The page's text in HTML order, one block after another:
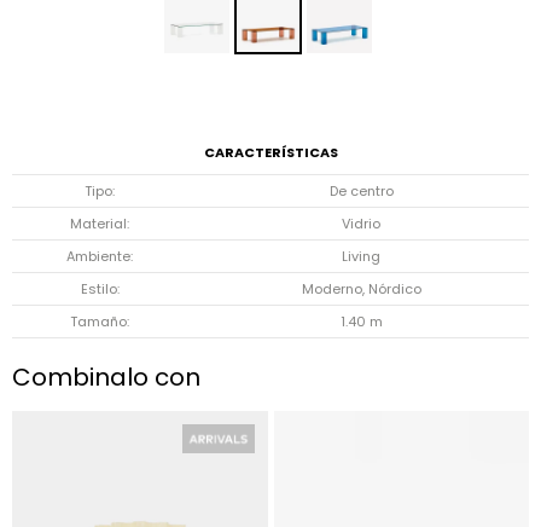
CARACTERÍSTICAS
Tipo
De centro
Material
Vidrio
Ambiente
Living
Estilo
Moderno, Nórdico
Tamaño
1.40 m
Combinalo con